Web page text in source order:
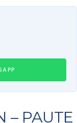
– PAUTE